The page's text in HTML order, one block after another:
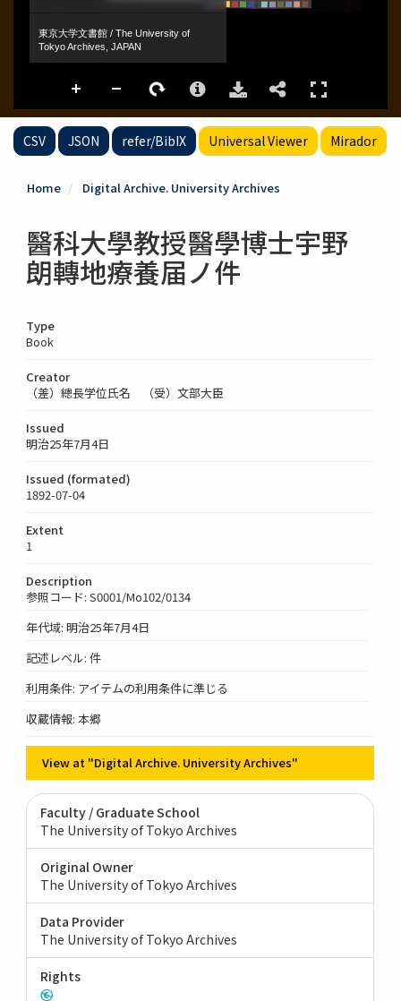
CSV JSON refer/BibIX Universal Viewer Mirador
Home Digital Archive. University Archives
醫科大學教授醫學博士宇野
朗轉地療養届ノ件
Type
Book
Creator
（差）總長学位氏名 （受）文部大臣
Issued
明治25年7月4日
Issued (formated)
1892-07-04
Extent
1
Description
参照コード: S0001/Mo102/0134
年代域: 明治25年7月4日
記述レベル: 件
利用条件: アイテムの利用条件に準じる
収蔵情報: 本郷
View at "Digital Archive. University Archives"
Faculty / Graduate School
The University of Tokyo Archives
Original Owner
The University of Tokyo Archives
Data Provider
The University of Tokyo Archives
Rights